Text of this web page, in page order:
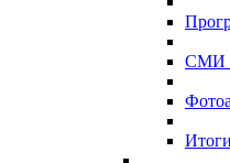
СМИ